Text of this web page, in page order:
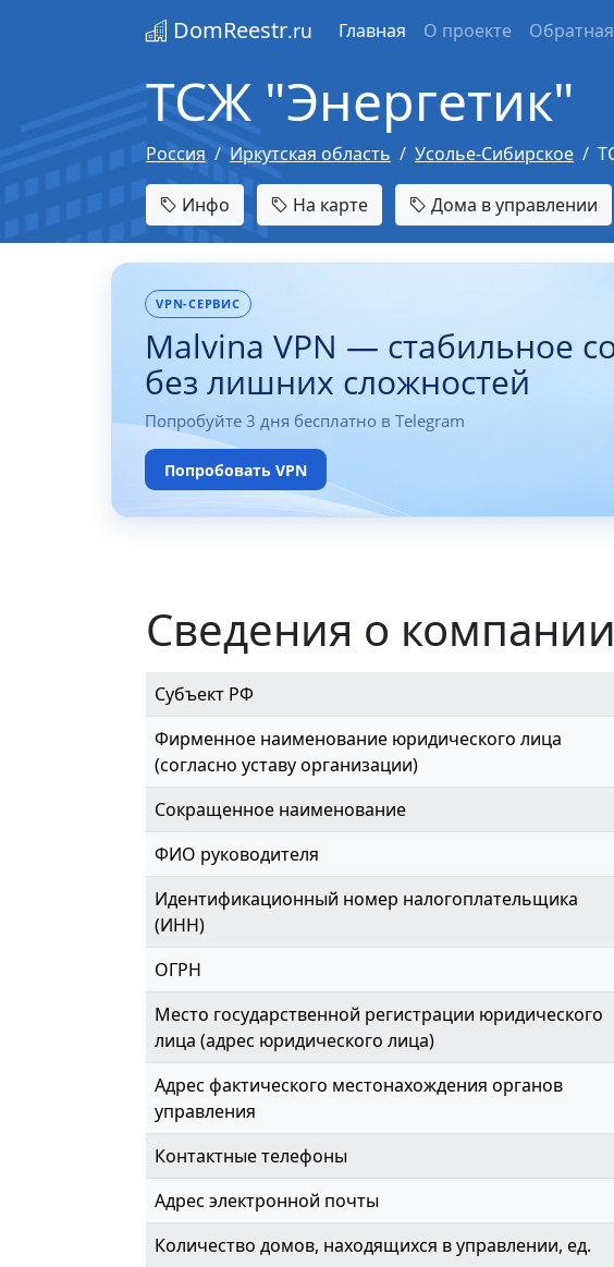
DomReestr.ru Главная О проекте
ТСЖ "Энергетик"
Россия Иркутская область Усолье-Сибирское
Инфо На карте Дома в управлении
VPN-СЕРВИС
Malvina VPN — стабильное
без лишних сложностей
Попробуйте 3 дня бесплатно в Telegram
Попробовать VPN
Сведения о компании
Субъект РФ
Фирменное наименование юридического лица
(согласно уставу организации)
Сокращенное наименование
ФИО руководителя
Идентификационный номер налогоплательщика
(ИНН)
ОГРН
Место государственной регистрации юридического
лица (адрес юридического лица)
Адрес фактического местонахождения органов
управления
Контактные телефоны
Адрес электронной почты
Количество домов, находящихся в управлении, ед.